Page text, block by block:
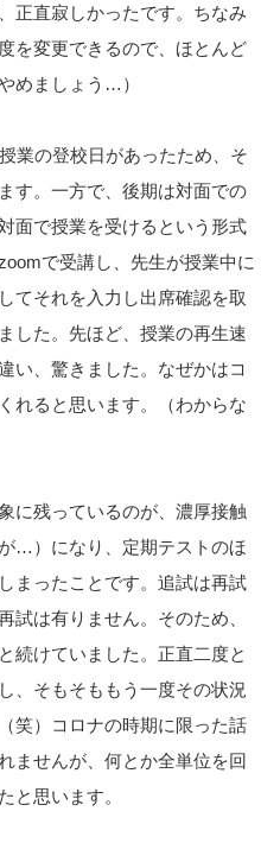
正直寂しかったです。ちなみ
を変更できるので、ほとんど
めましょう…）
業の登校日があったため、そ
す。一方で、後期は対面での
面で授業を受けるという形式
で受講し、先生が授業中に
てそれを入力し出席確認を取
した。先ほど、授業の再生速
い、驚きました。なぜかはコ
れると思います。（わからな
に残っているのが、濃厚接触
…）になり、定期テストのほ
まったことです。追試は再試
試は有りません。そのため、
続けていました。正直二度と
、そもそももう一度その状況
笑）コロナの時期に限った話
ませんが、何とか全単位を回
と思います。